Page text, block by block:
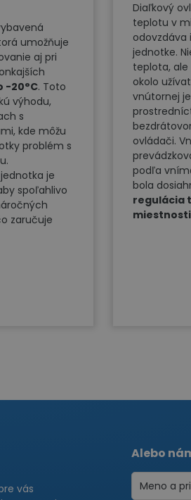
umožňuje
aj pri
-20°C. Toto
výhodu,
s
kde môžu
problém s
je
spoľahlivo
zaručuje
Diaľkový
teplotu v
jednotke.
teplota,
okolo
vnútornej
ovládači.
podľa
bola
regulácia
vás
Alebo